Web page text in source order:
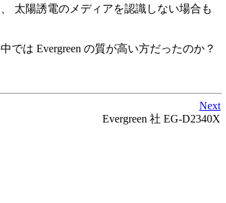
太陽誘電のメディアを認識しない場合も
は Evergreen の質が高い方だったのか？
Next
Evergreen 社 EG-D2340X